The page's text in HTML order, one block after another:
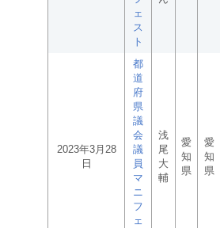
ェ
ス
ト
2023年3月28
日
都
道
府
県
議
会
議
員
マ
ニ
フ
ェ
浅
尾
大
輔
愛
知
県
愛
知
県